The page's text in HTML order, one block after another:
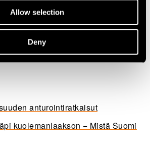
Allow selection
Deny
anturointiratkaisut
kuolemanlaakson − Mistä Suomi